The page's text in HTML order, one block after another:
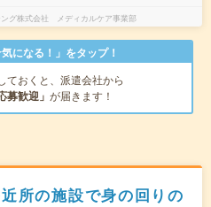
ング株式会社 メディカルケア事業部
になる！」をタップ！
ておくと、派遣会社から
募歓迎」 が届きます！
所の施設で身の回りの